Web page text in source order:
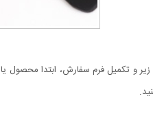
و تکمیل فرم سفارش، ابتدا محصول